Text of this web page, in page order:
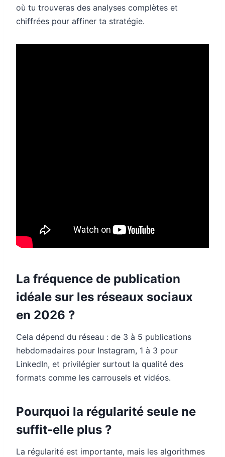
où tu trouveras des analyses complètes et
chiffrées pour affiner ta stratégie.
La fréquence de publication
idéale sur les réseaux sociaux
en 2026 ?
Cela dépend du réseau : de 3 à 5 publications
hebdomadaires pour Instagram, 1 à 3 pour
LinkedIn, et privilégier surtout la qualité des
formats comme les carrousels et vidéos.
Pourquoi la régularité seule ne
suffit-elle plus ?
La régularité est importante, mais les algorithmes